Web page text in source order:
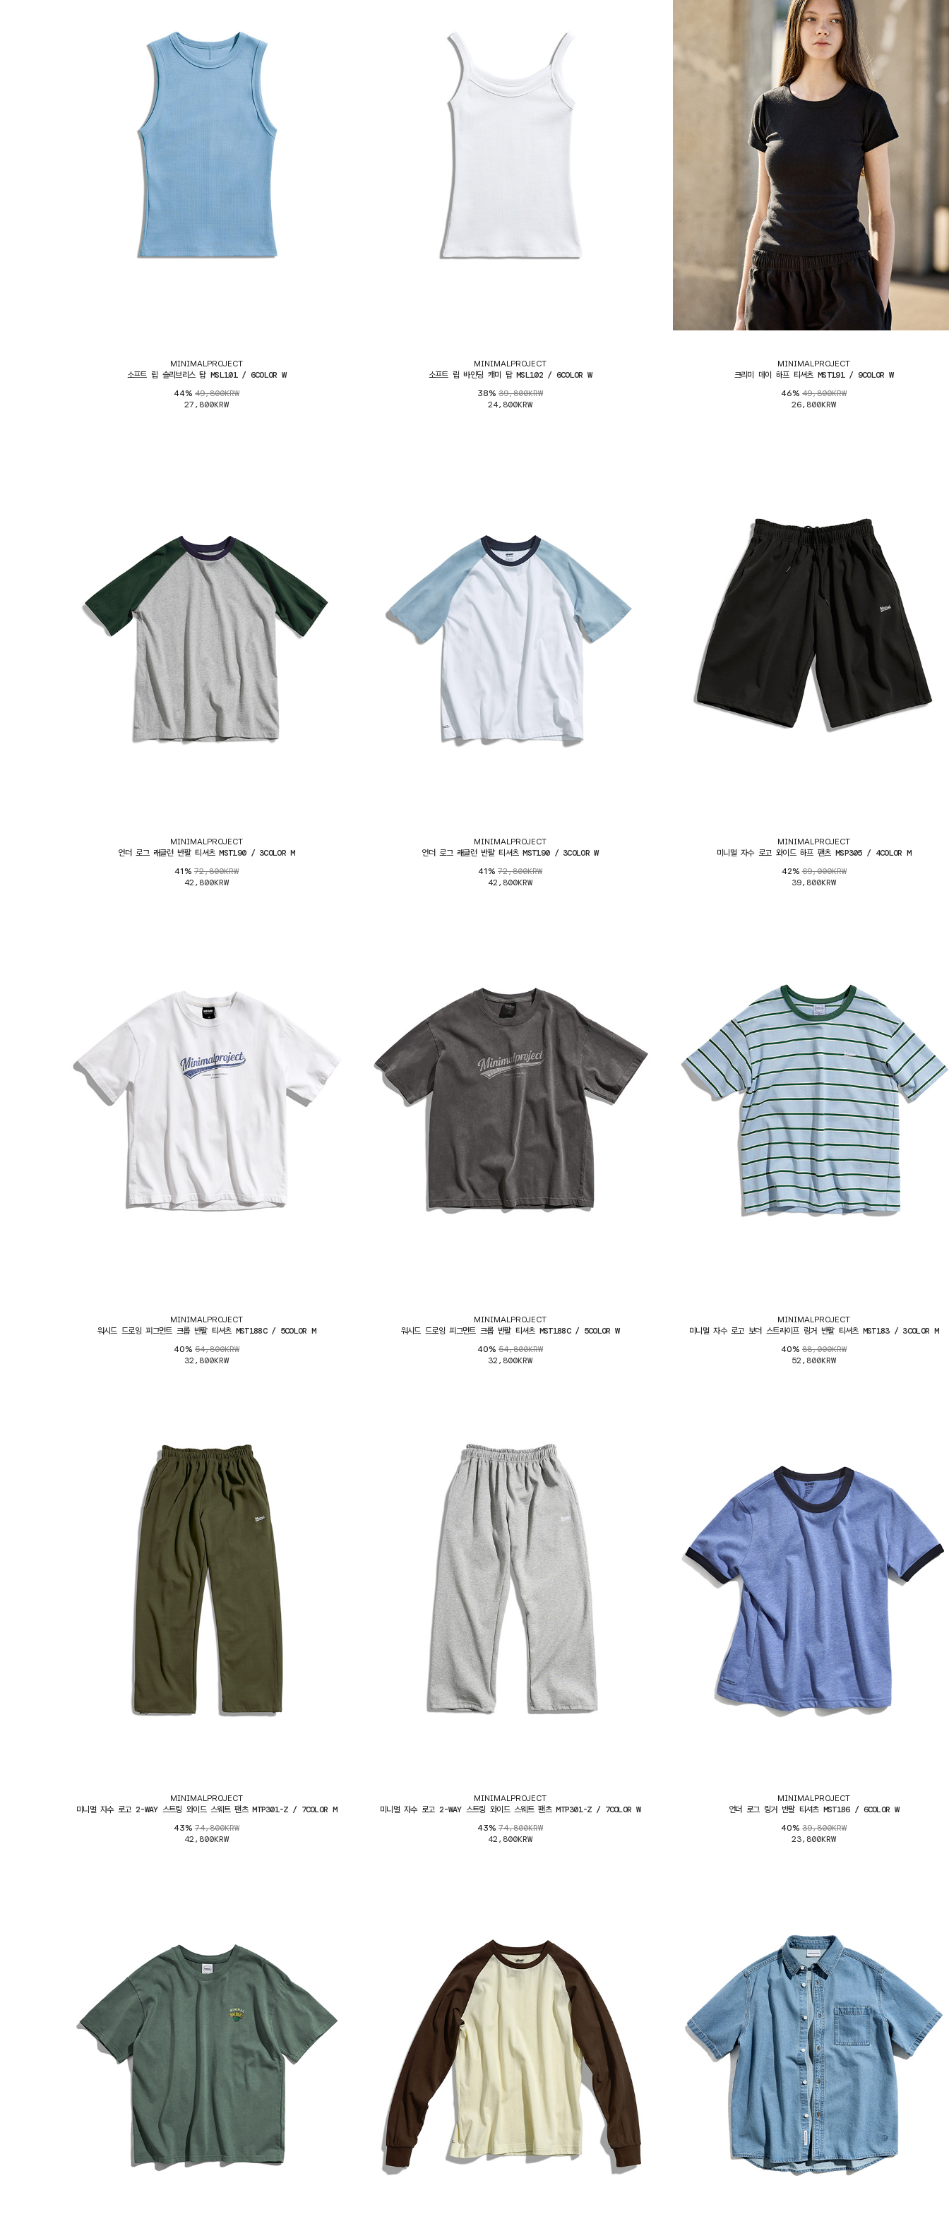
MINIMALPROJECT
소프트 립 슬리브리스 탑 MSL101 / 6COLOR W
44% 49,800KRW
27,800KRW
MINIMALPROJECT
소프트 립 바인딩 캐미 탑 MSL102 / 6COLOR W
38% 39,800KRW
24,800KRW
MINIMALPROJECT
크리미 데이 하프 티셔츠 MST191 / 9COLOR W
46% 49,800KRW
26,800KRW
MINIMALPROJECT
언더 로그 래글런 반팔 티셔츠 MST190 / 3COLOR M
41% 72,800KRW
42,800KRW
MINIMALPROJECT
언더 로그 래글런 반팔 티셔츠 MST190 / 3COLOR W
41% 72,800KRW
42,800KRW
MINIMALPROJECT
미니멀 자수 로고 와이드 하프 팬츠 MSP305 / 4COLOR M
42%69,000KRW
39,800KRW
MINIMALPROJECT
워시드 드로잉 피그먼트 크롭 반팔 티셔츠 MST188C / 5COLOR M
40% 54,800KRW
32,800KRW
MINIMALPROJECT
워시드 드로잉 피그먼트 크롭 반팔 티셔츠 MST188C / 5COLOR W
40% 54,800KRW
32,800KRW
MINIMALPROJECT
미니멀 자수 로고 보더 스트라이프 링거 반팔 티셔츠 MST183 / 3COLOR M
40% 88,000KRW
52,800KRW
MINIMALPROJECT
미니멀 자수 로고 2-WAY 스트링 와이드 스웨트 팬츠 MTP301-Z / 7COLOR M
43% 74,800KRW
42,800KRW
MINIMALPROJECT
미니멀 자수 로고 2-WAY 스트링 와이드 스웨트 팬츠 MTP301-Z / 7COLOR W
43% 74,800KRW
42,800KRW
MINIMALPROJECT
언더 로그 링거 반팔 티셔츠 MST186 / 6COLOR W
40% 39,800KRW
23,800KRW